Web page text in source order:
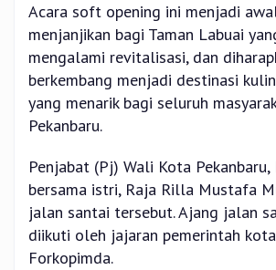
Acara soft opening ini menjadi
menjanjikan bagi Taman Labuai
mengalami revitalisasi, dan
berkembang menjadi destinasi
yang menarik bagi seluruh
Pekanbaru.
Penjabat (Pj) Wali Kota
bersama istri, Raja Rilla Mustafa
jalan santai tersebut. Ajang jalan
diikuti oleh jajaran pemerintah
Forkopimda.